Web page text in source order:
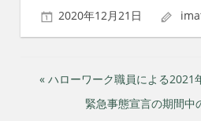
を、
に
2020年12月21日
投
« ハローワーク職員による2021
緊急事態宣言の期間中